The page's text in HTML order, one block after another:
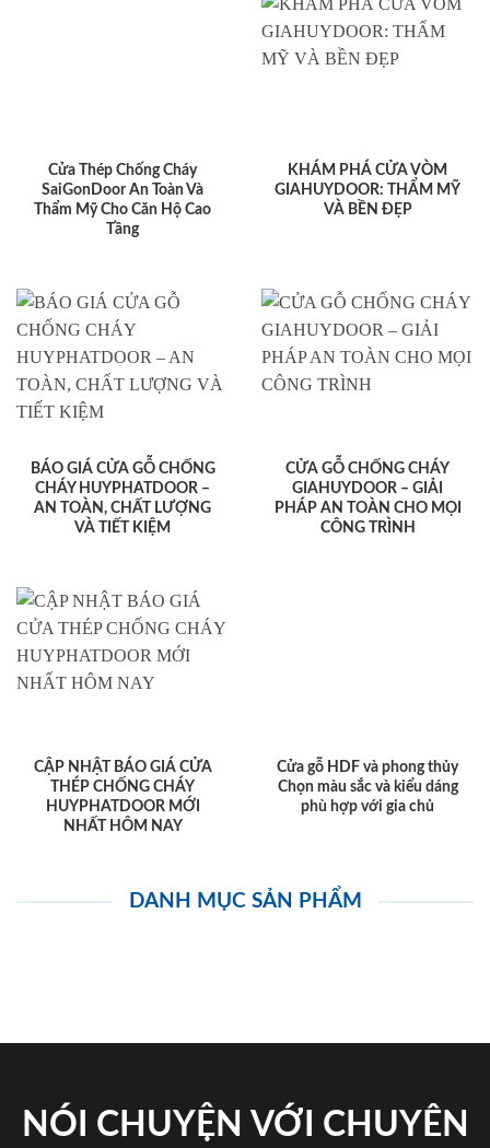
Cửa Thép Chống Cháy
SaiGonDoor An Toàn Và
Thẩm Mỹ Cho Căn Hộ Cao
Tầng
KHÁM PHÁ CỬA VÒM
GIAHUYDOOR: THẨM MỸ
VÀ BỀN ĐẸP
BÁO GIÁ CỬA GỖ CHỐNG
CHÁY HUYPHATDOOR –
AN TOÀN, CHẤT LƯỢNG
VÀ TIẾT KIỆM
CỬA GỖ CHỐNG CHÁY
GIAHUYDOOR – GIẢI
PHÁP AN TOÀN CHO MỌI
CÔNG TRÌNH
CẬP NHẬT BÁO GIÁ CỬA
THÉP CHỐNG CHÁY
HUYPHATDOOR MỚI
NHẤT HÔM NAY
Cửa gỗ HDF và phong thủy
Chọn màu sắc và kiểu dáng
phù hợp với gia chủ
DANH MỤC SẢN PHẨM
NÓI CHUYỆN VỚI CHUYÊN